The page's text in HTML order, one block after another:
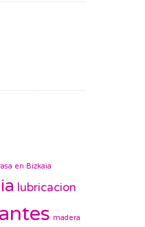
en Bizkaia
lubricacion
madera